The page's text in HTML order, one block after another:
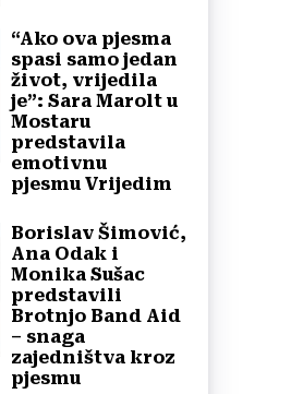
“Ako ova pjesma
spasi samo jedan
život, vrijedila
je”: Sara Marolt u
Mostaru
predstavila
emotivnu
pjesmu Vrijedim
Borislav Šimović,
Ana Odak i
Monika Sušac
predstavili
Brotnjo Band Aid
– snaga
zajedništva kroz
pjesmu